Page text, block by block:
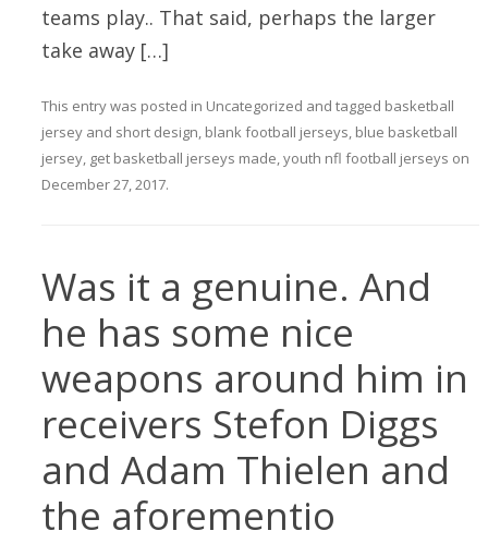
teams play.. That said, perhaps the larger
take away […]
This entry was posted in Uncategorized and tagged basketball
jersey and short design, blank football jerseys, blue basketball
jersey, get basketball jerseys made,youth nfl football jerseys on
December 27, 2017.
Was it a genuine. And
he has some nice
weapons around him in
receivers Stefon Diggs
and Adam Thielen and
the aforementio